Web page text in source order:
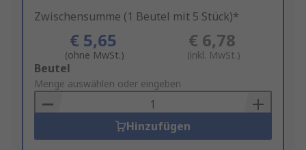
Zwischensumme (1 Beutel mit 5 Stück)*
€ 5,65
(ohne MwSt.)
€ 6,78
(inkl. MwSt.)
Add
to
Basket
Beutel
Menge auswählen oder eingeben
Hinzufügen